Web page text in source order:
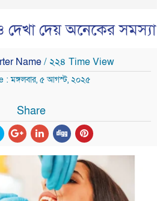
দেয় অনেকের সমস্যা
Name/ ২২৪ Time View
: মঙ্গলবার, ৫ আগস্ট, ২০২৫
Share